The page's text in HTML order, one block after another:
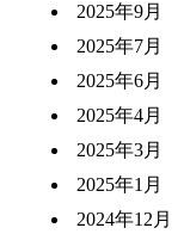
2025年9月
2025年7月
2025年6月
2025年4月
2025年3月
2025年1月
2024年12月